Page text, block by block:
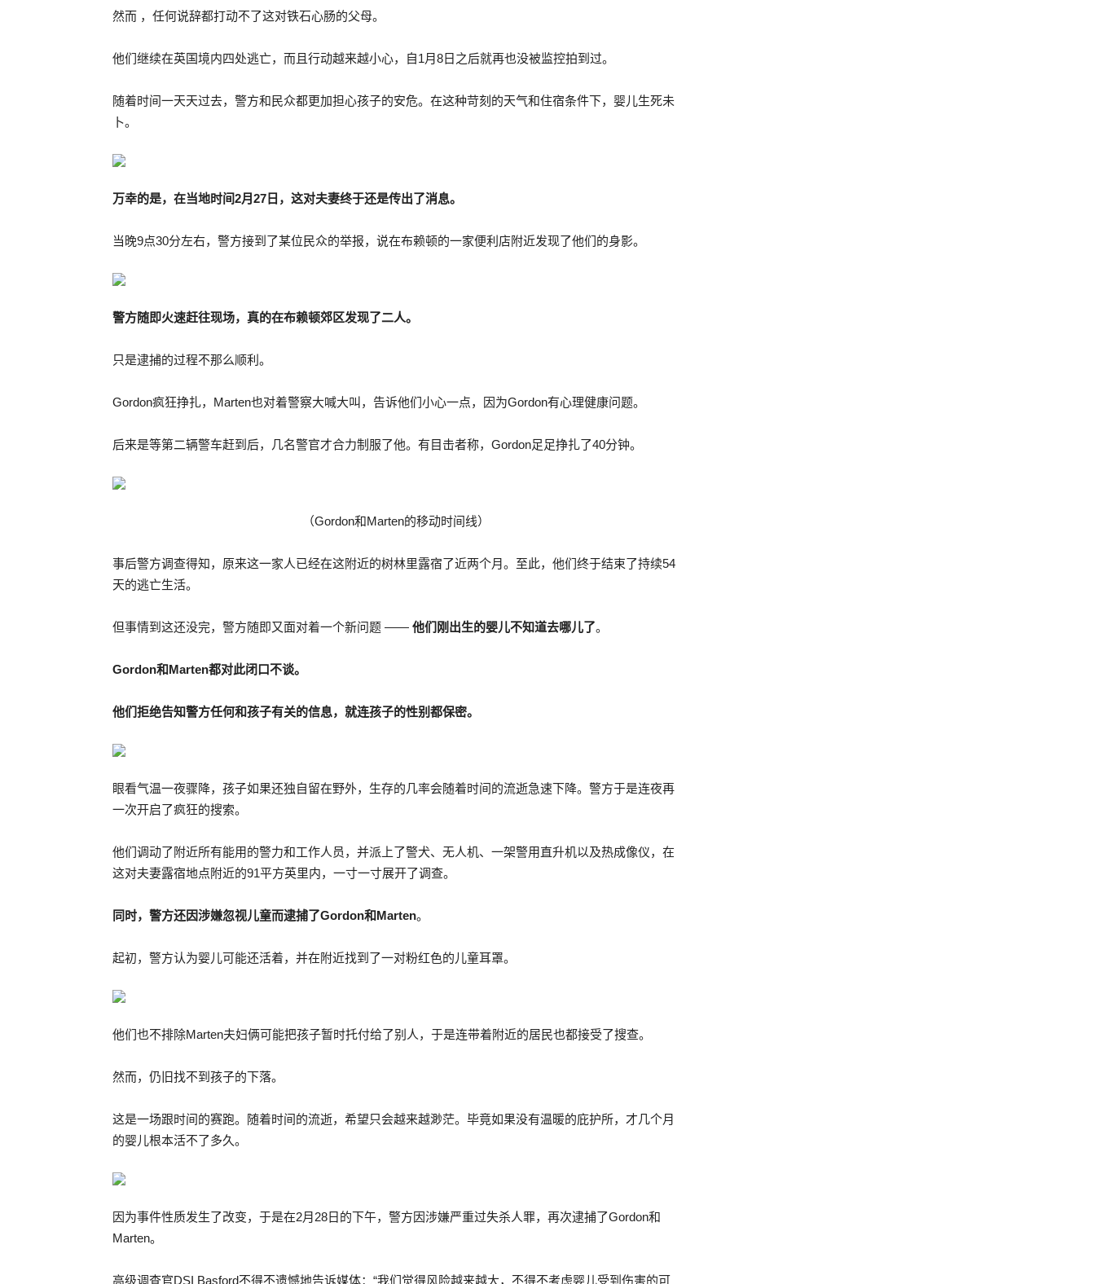
然而 ，任何说辞都打动不了这对铁石心肠的父母。
他们继续在英国境内四处逃亡，而且行动越来越小心，自1月8日之后就再也没被监控拍到过。
随着时间一天天过去，警方和民众都更加担心孩子的安危。在这种苛刻的天气和住宿条件下，婴儿生死未
卜。
万幸的是，在当地时间2月27 日，这对夫妻终于还是传出了消息。
当晚9点30分左右，警方接到了某位民众的举报，说在布赖顿的一家便利店附近发现了他们的身影。
警方随即火速赶往现场，真的在布赖顿郊区发现了二人。
只是逮捕的过程不那么顺利。
Gordon疯狂挣扎，Marten也对着警察大喊大叫，告诉他们小心一点，因为Gordon有心理健康问题。
后来是等第二辆警车赶到后，几名警官才合力制服了他。有目击者称，Gordon足足挣扎了40分钟。
（Gordon和Marten的移动时间线）
事后警方调查得知，原来这一家人已经在这附近的树林里露宿了近两个月。至此，他们终于结束了持续54
天的逃亡生活。
但事情到这还没完，警方随即又面对着一个新问题 —— 他们刚出生的婴儿不知道去哪儿了。
Gordon和Marten都对此闭口不谈。
他们拒绝告知警方任何和孩子有关的信息，就连孩子的性别都保密。
眼看气温一夜骤降，孩子如果还独自留在野外，生存的几率会随着时间的流逝急速下降。警方于是连夜再
一次开启了疯狂的搜索。
他们调动了附近所有能用的警力和工作人员，并派上了警犬、无人机、一架警用直升机以及热成像仪，在
这对夫妻露宿地点附近的91平方英里内，一寸一寸展开了调查。
同时，警方还因涉嫌忽视儿童而逮捕了Gordon和Marten。
起初，警方认为婴儿可能还活着，并在附近找到了一对粉红色的儿童耳罩。
他们也不排除Marten夫妇俩可能把孩子暂时托付给了别人，于是连带着附近的居民也都接受了搜查。
然而，仍旧找不到孩子的下落。
这是一场跟时间的赛跑。随着时间的流逝，希望只会越来越渺茫。毕竟如果没有温暖的庇护所，才几个月
的婴儿根本活不了多久。
因为事件性质发生了改变，于是在2月28日的下午，警方因涉嫌严重过失杀人罪，再次逮捕了Gordon和
Marten。
高级调查官DSI Basford不得不遗憾地告诉媒体：“我们觉得风险越来越大，不得不考虑婴儿受到伤害的可